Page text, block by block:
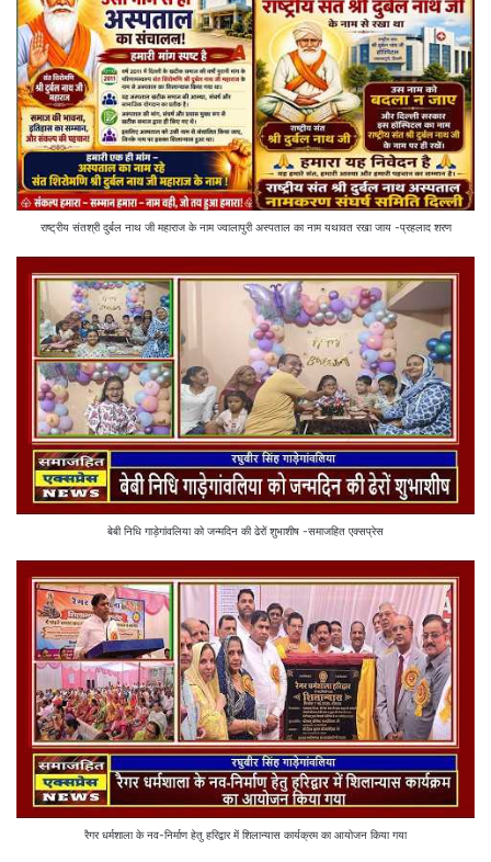
राष्ट्रीय संतश्री दुर्बल नाथ जी महाराज के नाम ज्वालापुरी अस्पताल का नाम यथावत रखा जाय -प्रहलाद शरण
बेबी निधि गाड़ेगांवलिया को जन्मदिन की ढेरों शुभाशीष -समाजहित एक्सप्रेस
रैगर धर्मशाला के नव-निर्माण हेतु हरिद्वार में शिलान्यास कार्यक्रम का आयोजन किया गया